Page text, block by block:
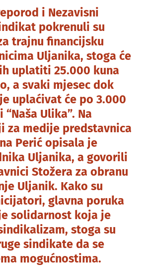
i Nezavisni
pokrenuli su
trajnu financijsku
Uljanika, stoga će
uplatiti 25.000 kuna
a svaki mjesec dok
uplaćivat će po 3.000
“Naša Ulika”. Na
za medije predstavnica
Perić opisala je
Uljanika, a govorili
Stožera za obranu
Uljanik. Kako su
glavna poruka
solidarnost koja je
stoga su
sindikate da se
mogućnostima.